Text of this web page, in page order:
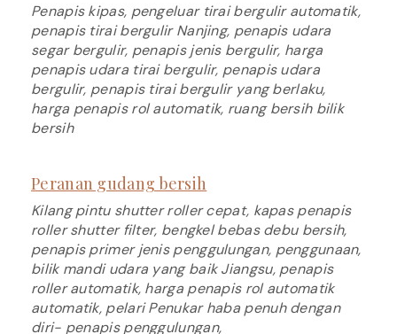
Penapis kipas, pengeluar tirai bergulir automatik,
penapis tirai bergulir Nanjing, penapis udara
segar bergulir, penapis jenis bergulir, harga
penapis udara tirai bergulir, penapis udara
bergulir, penapis tirai bergulir yang berlaku,
harga penapis rol automatik, ruang bersih bilik
bersih
Peranan gudang bersih
Kilang pintu shutter roller cepat, kapas penapis
roller shutter filter, bengkel bebas debu bersih,
penapis primer jenis penggulungan, penggunaan,
bilik mandi udara yang baik Jiangsu, penapis
roller automatik, harga penapis rol automatik
automatik, pelari Penukar haba penuh dengan
diri- penapis penggulungan,